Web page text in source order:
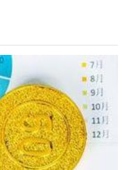
个人也会有过桥资金的需
魏提供资金给上市公司，
笔资金做一 ...